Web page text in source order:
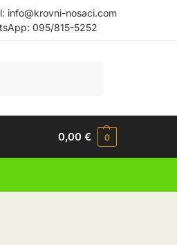
info@krovni-nosaci.com
095/815-5252
0,00€ 0